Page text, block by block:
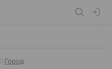
Город